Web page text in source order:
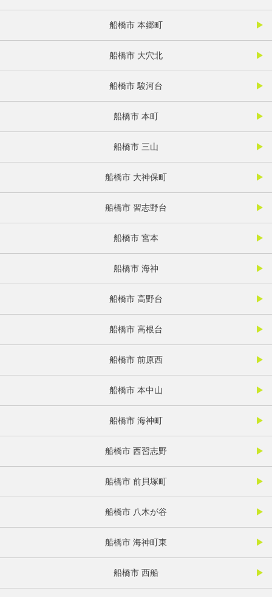
船橋市 本郷町
船橋市 大穴北
船橋市 駿河台
船橋市 本町
船橋市 三山
船橋市 大神保町
船橋市 習志野台
船橋市 宮本
船橋市 海神
船橋市 高野台
船橋市 高根台
船橋市 前原西
船橋市 本中山
船橋市 海神町
船橋市 西習志野
船橋市 前貝塚町
船橋市 八木が谷
船橋市 海神町東
船橋市 西船